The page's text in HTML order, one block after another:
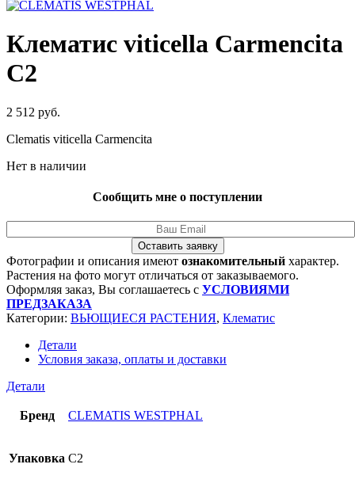
Клематис viticella Carmencita
C2
2 512 руб.
Clematis viticella Carmencita
Нет в наличии
Сообщить мне о поступлении
Оставить заявку
Фотографии и описания имеют ознакомительный характер.
Растения на фото могут отличаться от заказываемого.
Оформляя заказ, Вы соглашаетесь с УСЛОВИЯМИ
ПРЕДЗАКАЗА
Категории: ВЬЮЩИЕСЯ РАСТЕНИЯ, Клематис
Детали
Условия заказа, оплаты и доставки
Детали
Бренд CLEMATIS WESTPHAL
Упаковка C2